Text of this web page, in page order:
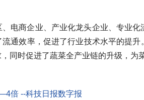
电商企业、产业化龙头企业、专业
通效率，促进了行业技术水平的提
同时促进了蔬菜全产业链的升级，为
倍 --科技日报数字报